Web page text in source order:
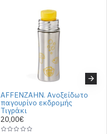
AFFENZAHN. Ανοξείδωτο
παγουρίνο εκδρομής
Τιγράκι
20,00€